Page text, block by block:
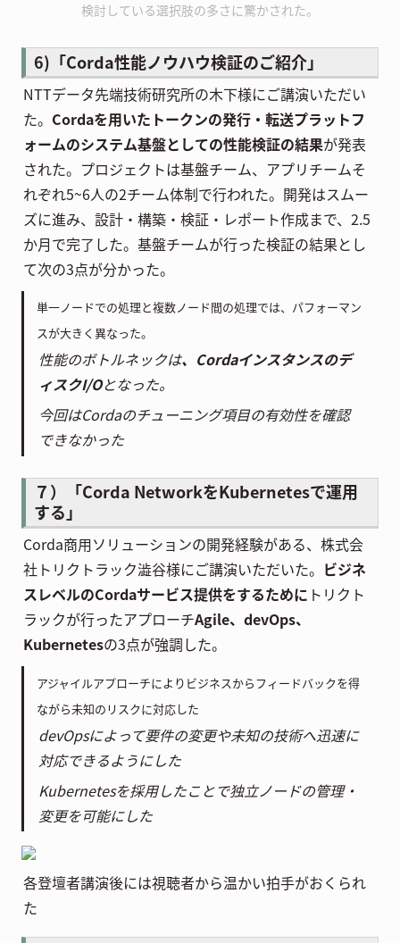
検討している選択肢の多さに驚かされた。
6)「Corda性能ノウハウ検証のご紹介」
NTTデータ先端技術研究所の木下様にご講演いただい
た。 Cordaを用いたトークンの発行・転送プラットフ
ォームのシステム基盤としての性能検証の結果が発表
された。プロジェクトは基盤チーム、アプリチームそ
れぞれ5~6人の2チーム体制で行われた。開発はスムー
ズに進み、設計・構築・検証・レポート作成まで、2.5
か月で完了した。基盤チームが行った検証の結果とし
て次の3点が分かった。
単一ノードでの処理と複数ノード間の処理では、パフォーマン
スが大きく異なった。
性能のボトルネックは、Cordaインスタンスのデ
ィスクI/Oとなった。
今回はCordaのチューニング項目の有効性を確認
できなかった
７）「Corda NetworkをKubernetesで運用
する」
Corda商用ソリューションの開発経験がある、株式会
社トリクトラック澁谷様にご講演いただいた。 ビジネ
スレベルのCordaサービス提供をするために トリクト
ラックが行ったアプローチAgile、devOps、
Kubernetesの3点が強調した。
アジャイルアプローチによりビジネスからフィードバックを得
ながら未知のリスクに対応した
devOpsによって要件の変更や未知の技術へ迅速に
対応できるようにした
Kubernetesを採用したことで独立ノードの管理・
変更を可能にした
各登壇者講演後には視聴者から温かい拍手がおくられ
た